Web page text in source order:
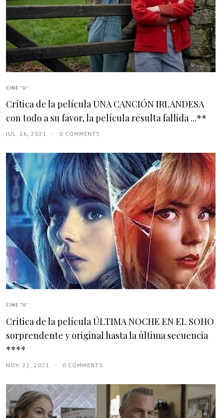
CINE "U"
Crítica de la película UNA CANCIÓN IRLANDESA
con todo a su favor, la película resulta fallida ...**
JUL. 16, 2021 0 COMMENTS
CINE "U"
Crítica de la película ÚLTIMA NOCHE EN EL SOHO
sorprendente y original hasta la última secuencia
****
NOV. 22, 2021 0 COMMENTS